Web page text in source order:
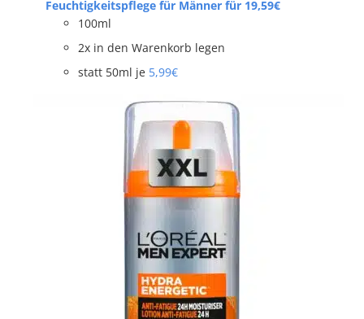
Feuchtigkeitspflege für Männer für 19,59€
100ml
2x in den Warenkorb legen
statt 50ml je 5,99€